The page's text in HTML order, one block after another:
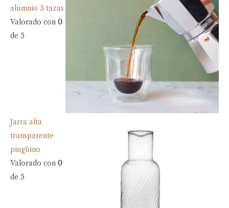
alumnio 3 tazas
Valorado con 0
de 5
Jarra alta
transparente
pingüino
Valorado con 0
de 5